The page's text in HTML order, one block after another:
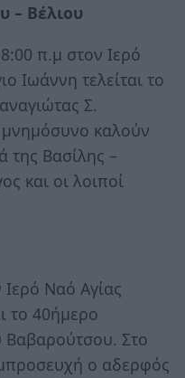
– Βέλιου
π.μ στον Ιερό
Ιωάννη τελείται το
Σ.
μνημόσυνο καλούν
της Βασίλης –
και οι λοιποί
Ναό Αγίας
το 40ήμερο
Στο
ο αδερφός